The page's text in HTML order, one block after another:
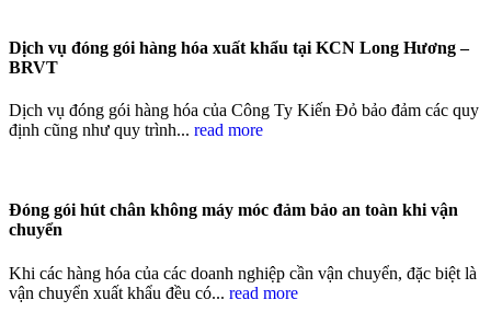
Dịch vụ đóng gói hàng hóa xuất khẩu tại KCN Long Hương –
BRVT
Dịch vụ đóng gói hàng hóa của Công Ty Kiến Đỏ bảo đảm các quy
định cũng như quy trình... read more
Đóng gói hút chân không máy móc đảm bảo an toàn khi vận
chuyển
Khi các hàng hóa của các doanh nghiệp cần vận chuyển, đặc biệt là
vận chuyển xuất khẩu đều có... read more